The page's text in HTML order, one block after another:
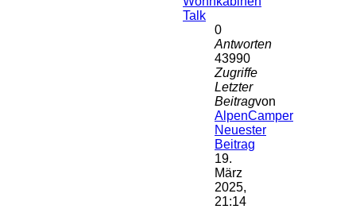
Talk
0
Antworten
43990
Zugriffe
Letzter
Beitragvon
AlpenCamper
Neuester
Beitrag
19.
März
2025,
21:14